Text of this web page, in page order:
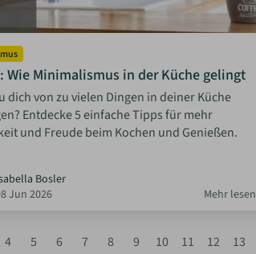
Wie Minimalismus in der Küche gelingt
dich von zu vielen Dingen in deiner Küche
Entdecke 5 einfache Tipps für mehr
und Freude beim Kochen und Genießen.
Bosler
Jun 2026
Mehr lesen
4 5 6 7 8 9 10 11 12 13